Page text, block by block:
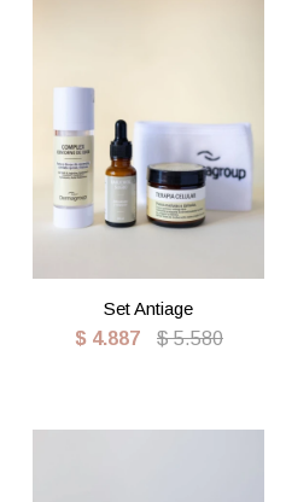
Set Antiage
$ 4.887 $ 5.580